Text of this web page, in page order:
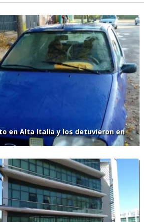
en Alta Italia y los detuvieron en